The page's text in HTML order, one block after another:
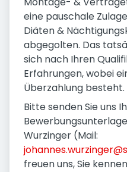
eine pauschale
Diäten &
abgegolten. Das
sich nach Ihren
Erfahrungen, wobei
Überzahlung besteht.
Bitte senden Sie uns
Wurzinger (Mail:
freuen uns, Sie